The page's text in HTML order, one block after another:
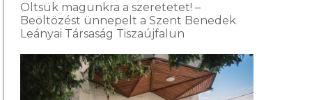
Öltsük magunkra a szeretetet! –
Beöltözést ünnepelt a Szent Benedek
Leányai Társaság Tiszaújfalun